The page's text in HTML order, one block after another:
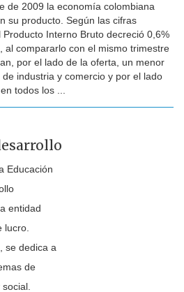
de 2009 la economía colombiana
su producto. Según las cifras
Interno Bruto decreció 0,6%
al compararlo con el mismo trimestre
por el lado de la oferta, un menor
industria y comercio y por el lado
todos los ...
Educación
entidad
lucro.
se dedica a
de